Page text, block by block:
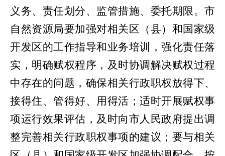
义务、责任划分、监管措施、委托期限。市
自然资源局要加强对相关区（县）和国家级
开发区的工作指导和业务培训，强化责任落
实，明确赋权程序，及时协调解决赋权过程
中存在的问题，确保相关行政职权放得下、
接得住、管得好、用得活；适时开展赋权事
项运行效果评估，及时向市人民政府提出调
整完善相关行政职权事项的建议；要与相关